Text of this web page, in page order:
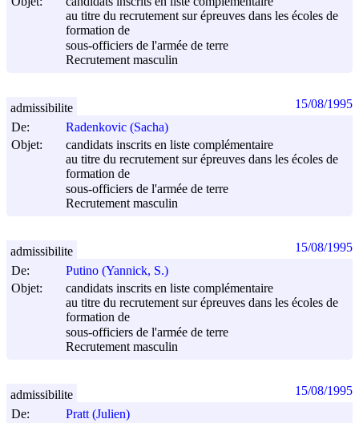
au titre du recrutement sur épreuves dans les écoles de
formation de
sous-officiers de l'armée de terre
Recrutement masculin
De:
Radenkovic (Sacha)
Objet:
candidats inscrits en liste complémentaire
au titre du recrutement sur épreuves dans les écoles de
formation de
sous-officiers de l'armée de terre
Recrutement masculin
admissibilite 15/08/1995
De:
Putino (Yannick, S.)
Objet:
candidats inscrits en liste complémentaire
au titre du recrutement sur épreuves dans les écoles de
formation de
sous-officiers de l'armée de terre
Recrutement masculin
admissibilite 15/08/1995
De:
Pratt (Julien)
admissibilite 15/08/1995